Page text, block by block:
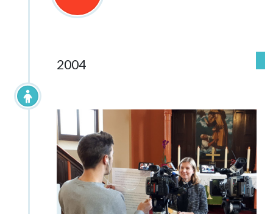
2004